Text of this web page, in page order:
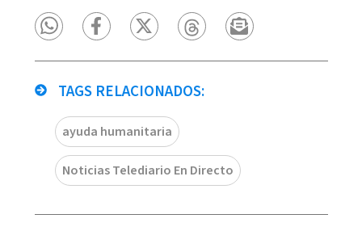
TAGS RELACIONADOS:
ayuda humanitaria
Noticias Telediario En Directo